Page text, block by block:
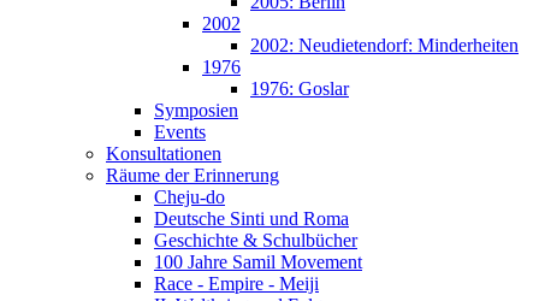
2002
2002: Neudietendorf: Minderheiten
1976
1976: Goslar
Symposien
Events
Konsultationen
Räume der Erinnerung
Cheju-do
Deutsche Sinti und Roma
Geschichte & Schulbücher
100 Jahre Samil Movement
Race - Empire - Meiji